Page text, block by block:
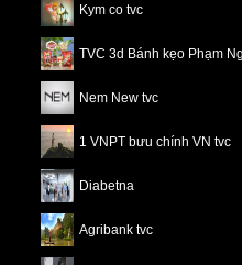
Kym co tvc
TVC 3d Bánh kẹo Phạm
Nem New tvc
1 VNPT bưu chính VN tvc
Diabetna
Agribank tvc